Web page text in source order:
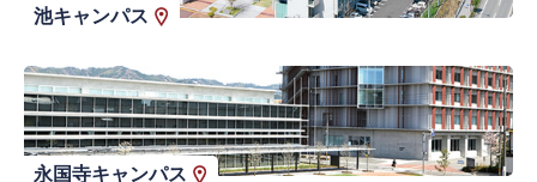
池キャンパス
永国寺キャンパス